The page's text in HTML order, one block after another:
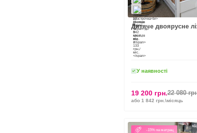
Дитяче двоярусне
У наявності
22 080
19 200 грн.
або 1 842 грн.\місяць
-15% на матрац